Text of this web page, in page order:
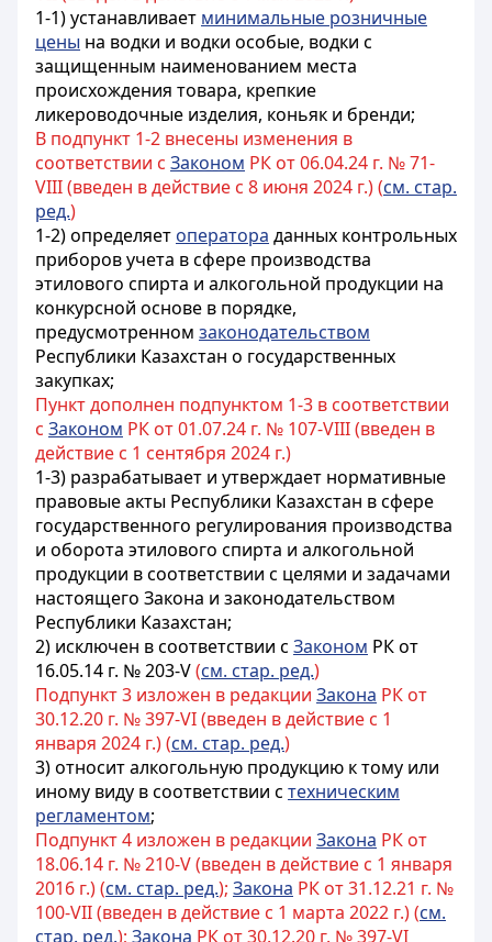
1-1) устанавливает минимальные розничные
цены на водки и водки особые, водки с
защищенным наименованием места
происхождения товара, крепкие
ликероводочные изделия, коньяк и бренди;
В подпункт 1-2 внесены изменения в
соответствии с Законом РК от 06.04.24 г. № 71-
VIII (введен в действие с 8 июня 2024 г.) (см. стар.
ред.)
1-2) определяет оператора данных контрольных
приборов учета в сфере производства
этилового спирта и алкогольной продукции на
конкурсной основе в порядке,
предусмотренном законодательством
Республики Казахстан о государственных
закупках;
Пункт дополнен подпунктом 1-3 в соответствии
с Законом РК от 01.07.24 г. № 107-VIII (введен в
действие с 1 сентября 2024 г.)
1-3) разрабатывает и утверждает нормативные
правовые акты Республики Казахстан в сфере
государственного регулирования производства
и оборота этилового спирта и алкогольной
продукции в соответствии с целями и задачами
настоящего Закона и законодательством
Республики Казахстан;
2) исключен в соответствии с Законом РК от
16.05.14 г. № 203-V(см. стар. ред.)
Подпункт 3 изложен в редакции Закона РК от
30.12.20 г. № 397-VI (введен в действие с 1
января 2024 г.) (см. стар. ред.)
3) относит алкогольную продукцию к тому или
иному виду в соответствии с техническим
регламентом;
Подпункт 4 изложен в редакции Закона РК от
18.06.14 г. № 210-V (введен в действие с 1 января
2016 г.) (см. стар. ред.); Закона РК от 31.12.21 г. №
100-VII (введен в действие с 1 марта 2022 г.) (см.
стар. ред.); Закона РК от 30.12.20 г. № 397-VI